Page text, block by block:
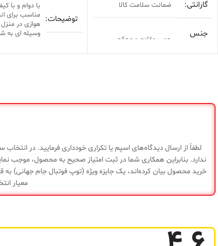
گارانتی ضمانت سلامت کالا
جنس
چوب مقاوم و محکم
طول 150 سانتی متر
نوع
ایروبیک
توضیحات
ایجاد حساسیت در سطح
پوست
توضیحات
با دوام و با
مناسب برای
هوازی در
وسیله ای به
وزن 1200 گرم
ابعاد
کامل
55x35x12 سانتی متر
لطفاً از ارسال دیدگاه‌های اسپم یا تکراری خودداری فرمایید. در
ندارد. بنابراین همکاری شما در ثبت امتیاز صحیح به محصول، موجب
خرید محصول بیان کرده‌اند، یک جایزه ویژه (توپ فوتبال جام جهانی)
معیار